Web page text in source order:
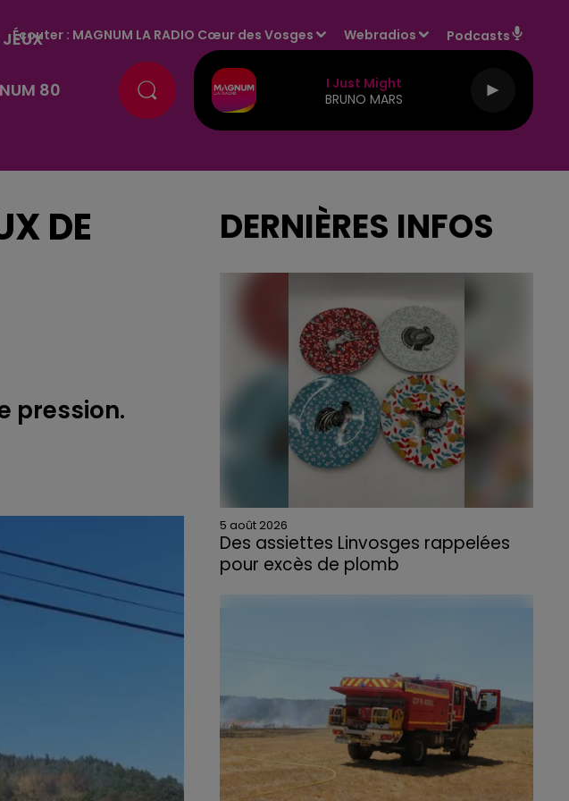
JEUX
80
Écouter : MAGNUM LA RADIO Cœur des Vosges Webradios Podcasts
I Just Might
BRUNO MARS
DE
pression.
DERNIÈRES INFOS
5 août 2026
Des assiettes Linvosges rappelées
pour excès de plomb